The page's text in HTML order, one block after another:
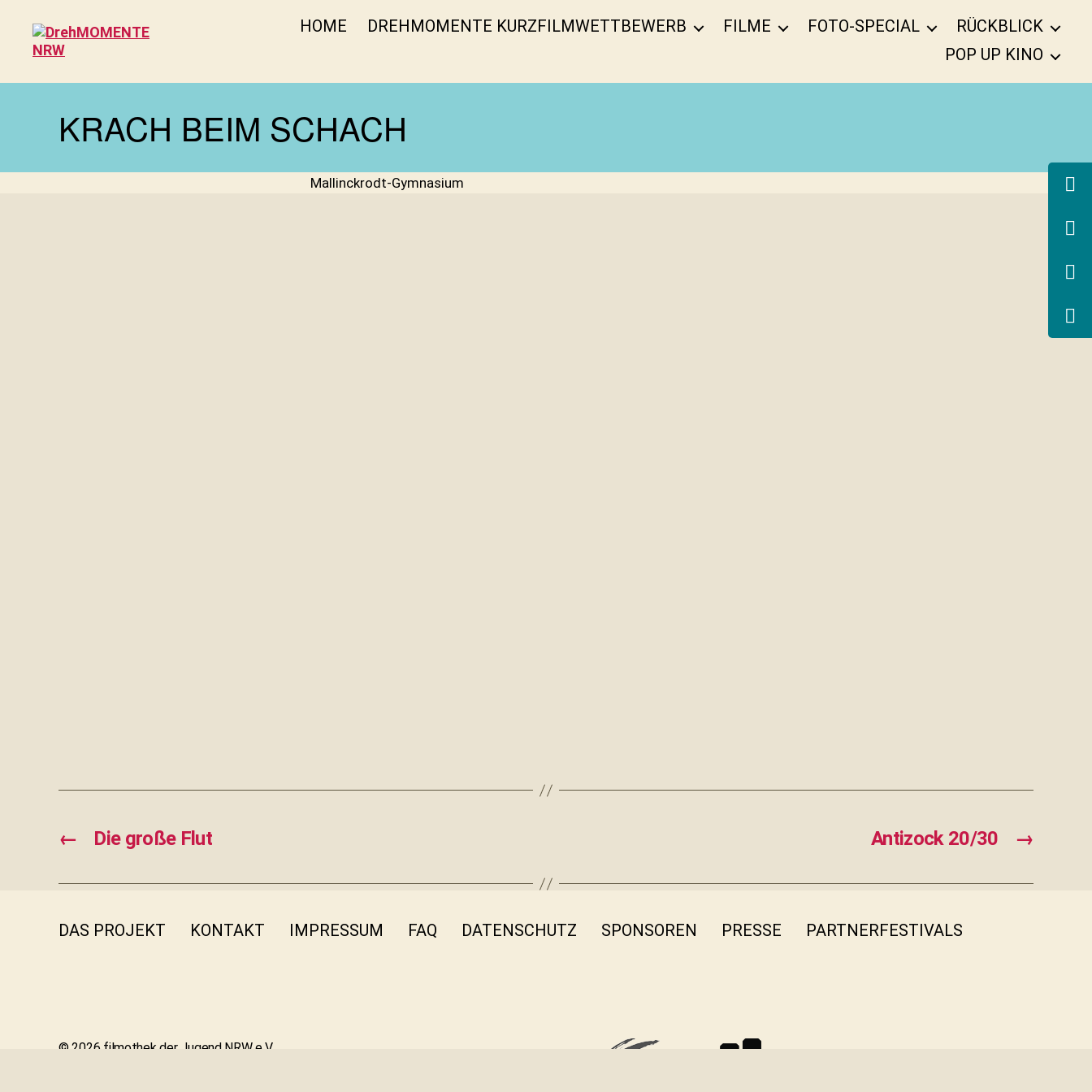
NRW
HOME DREHMOMENTE KURZFILMWETTBEWERB FILME FOTO-SPECIAL
RÜCKBLICK
POP UP KINO
KRACH BEIM SCHACH
Mallinckrodt-Gymnasium
← Die große Flut →
Antizock 20/30
DAS PROJEKT KONTAKT IMPRESSUM FAQ DATENSCHUTZ SPONSOREN PRESSE PARTNERFESTIVALS
© 2026 filmothek der Jugend NRW e.V.